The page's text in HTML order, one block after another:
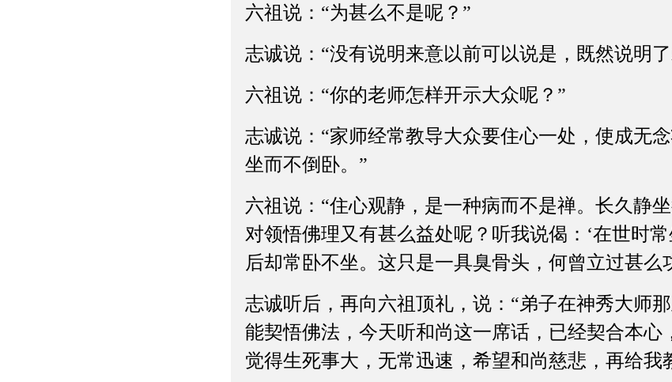
六祖说：“为甚么不是呢？”
志诚说：“没有说明来意以前可以说是，既然说明
六祖说：“你的老师怎样开示大众呢？”
志诚说：“家师经常教导大众要住心一处，使成无
坐而不倒卧。”
六祖说：“住心观静，是一种病而不是禅。长久静
对领悟佛理又有甚么益处呢？听我说偈：‘在世时
后却常卧不坐。这只是一具臭骨头，何曾立过甚么
志诚听后，再向六祖顶礼，说：“弟子在神秀大师
能契悟佛法，今天听和尚这一席话，已经契合本心
觉得生死事大，无常迅速，希望和尚慈悲，再给我